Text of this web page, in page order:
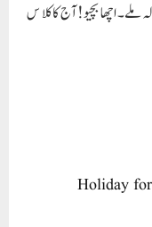
ملے۔ اچھا بچیو! آج کا کلا س
Holiday